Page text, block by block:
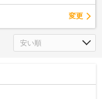
変更